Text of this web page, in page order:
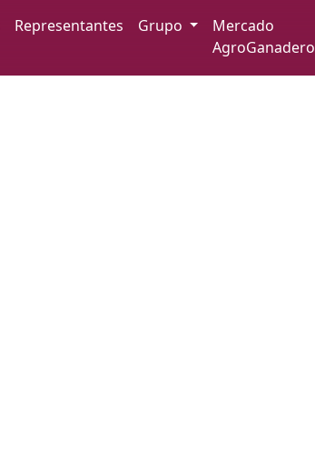
Representantes Grupo
Mercado
AgroGanadero
Iniciar sesión